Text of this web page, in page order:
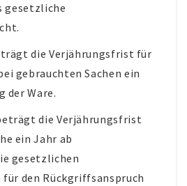
gesetzliche
die Verjährungsfrist für
gebrauchten Sachen ein
der Ware.
die Verjährungsfrist
ein Jahr ab
gesetzlichen
den Rückgriffsanspruch